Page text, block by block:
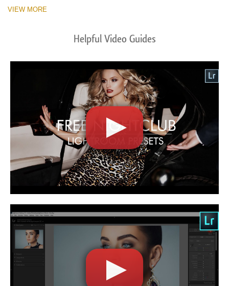
VIEW MORE
Helpful Video Guides